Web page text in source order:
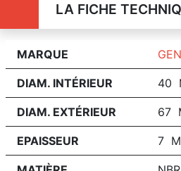
LA FICHE
MARQUE GEN
DIAM. INTÉRIEUR 40
DIAM. EXTÉRIEUR 67
EPAISSEUR 7